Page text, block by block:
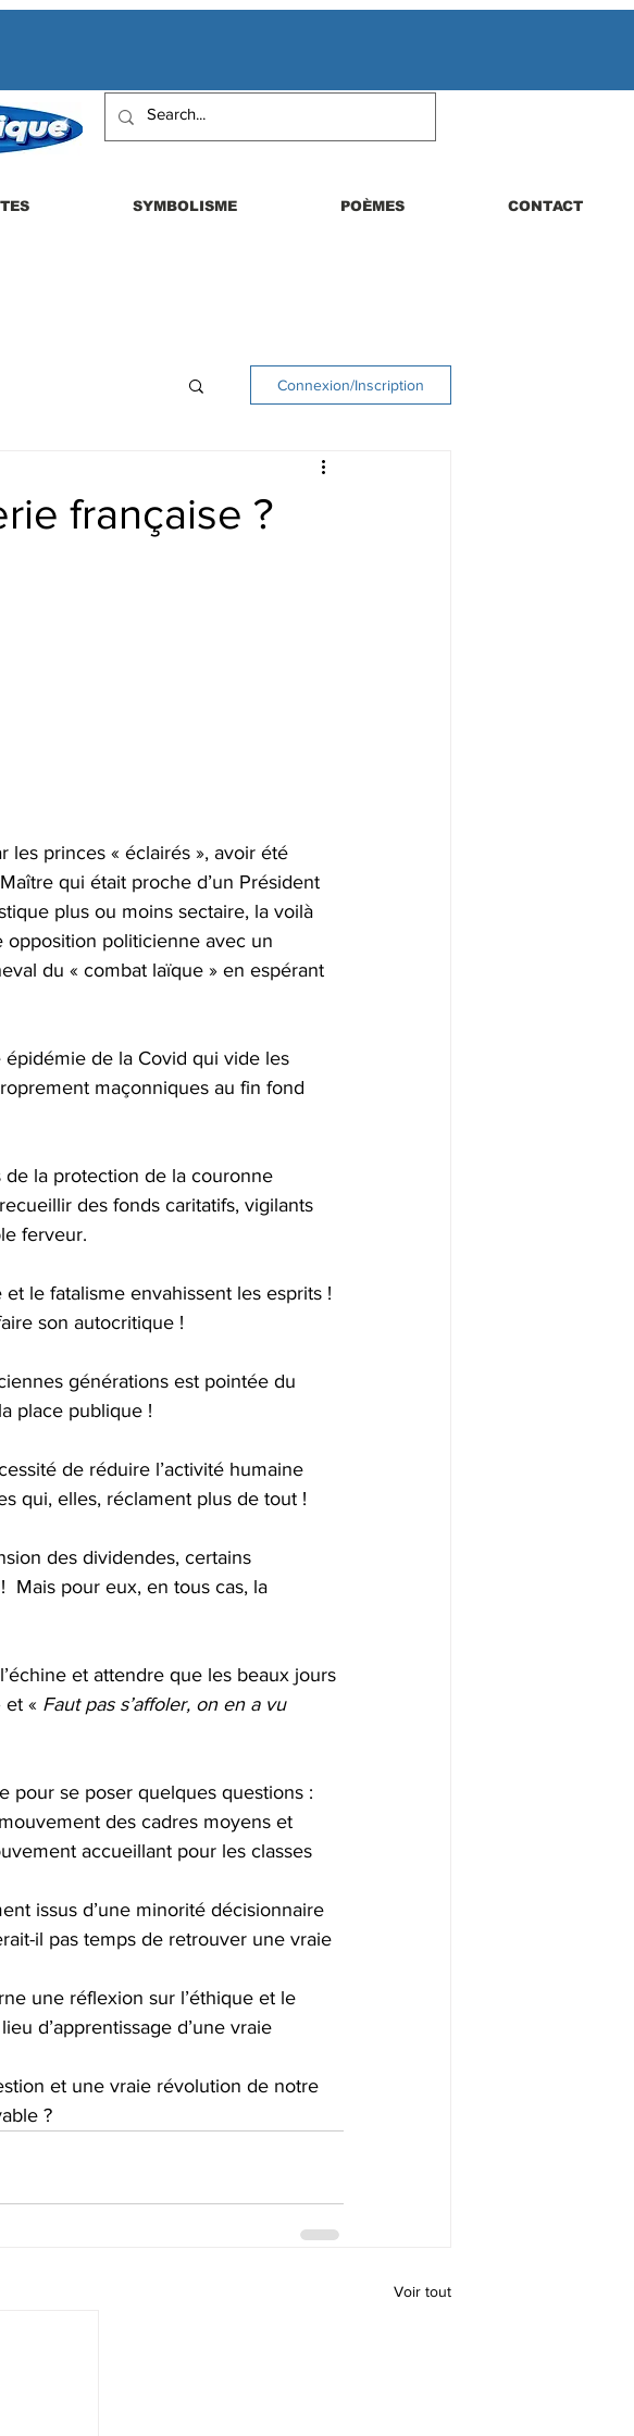
SYMBOLISME POÈMES CONTACT
Connexion/Inscription
française ?
princes « éclairés », avoir été
qui était proche d’un Président
plus ou moins sectaire, la voilà
opposition politicienne avec un
du « combat laïque » en espérant
de la Covid qui vide les
maçonniques au fin fond
la protection de la couronne
des fonds caritatifs, vigilants
ferveur.
le fatalisme envahissent les esprits !
son autocritique !
générations est pointée du
place publique !
de réduire l’activité humaine
qui, elles, réclament plus de tout !
des dividendes, certains
Mais pour eux, en tous cas, la
et attendre que les beaux jours
« Faut pas s’affoler, on en a vu
pour se poser quelques questions :
des cadres moyens et
accueillant pour les classes
issus d’une minorité décisionnaire
il pas temps de retrouver une vraie
une réflexion sur l’éthique et le
d’apprentissage d’une vraie
et une vraie révolution de notre
?
Voir tout